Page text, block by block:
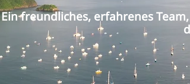
Ein freundliches, erfahrenes